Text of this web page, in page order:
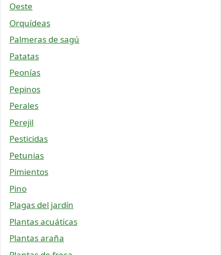
Oeste
Orquídeas
Palmeras de sagú
Patatas
Peonías
Pepinos
Perales
Perejil
Pesticidas
Petunias
Pimientos
Pino
Plagas del jardín
Plantas acuáticas
Plantas araña